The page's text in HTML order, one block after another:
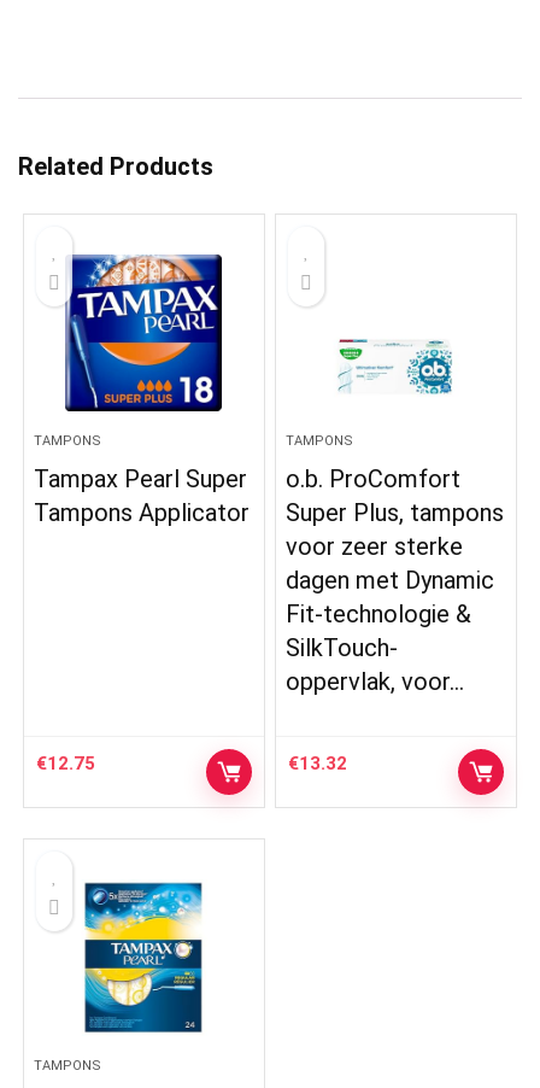
Related Products
TAMPONS
Tampax Pearl Super
Tampons Applicator
€12.75
TAMPONS
o.b. ProComfort
Super Plus, tampons
voor zeer sterke
dagen met Dynamic
Fit-technologie &
SilkTouch-
oppervlak, voor…
€13.32
TAMPONS